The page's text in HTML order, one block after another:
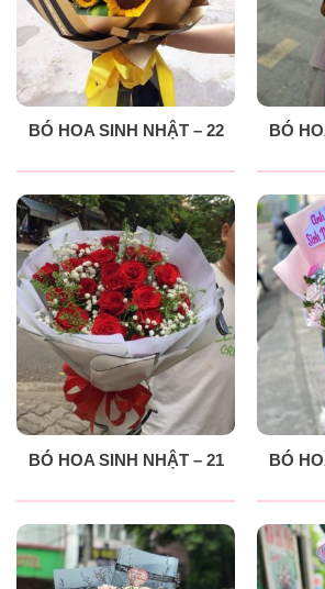
BÓ HOA SINH NHẬT – 22 BÓ
BÓ HOA SINH NHẬT – 21 BÓ